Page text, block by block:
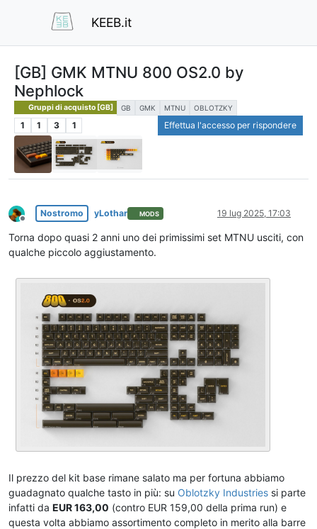
KEEB.it
[GB] GMK MTNU 800 OS2.0 by
Nephlock
Gruppi di acquisto [GB] GB GMK MTNU OBLOTZKY
1 1 3 1 Effettua l'accesso per rispondere
Non in linea
Nostromo yLothar MODS 19 lug 2025, 17:03
Torna dopo quasi 2 anni uno dei primissimi set MTNU usciti, con
qualche piccolo aggiustamento.
Il prezzo del kit base rimane salato ma per fortuna abbiamo
guadagnato qualche tasto in più: su Oblotzky Industries si parte
infatti da EUR 163,00 (contro EUR 159,00 della prima run) e
questa volta abbiamo assortimento completo in merito alla barre